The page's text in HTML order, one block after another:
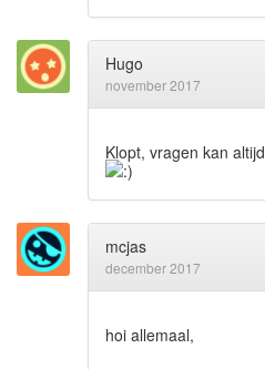
Hugo
november 2017
Klopt, vragen kan altijd
mcjas
december 2017
hoi allemaal,